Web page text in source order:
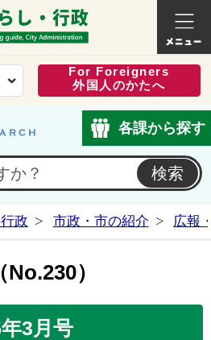
常総市公式ホームページ
くらし
For Foreigners
外国人のかたへ
各課から探す
政 市政・市の紹介 広報
）
3月号